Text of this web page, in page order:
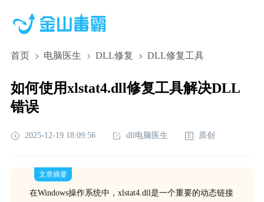
首页 电脑医生 DLL修复 DLL修复工具
如何使用xlstat4.dll修复工具解决DLL
错误
2025-12-19 18:09:56 dll电脑医生 原创
文章摘要
在Windows操作系统中，xlstat4.dll是一个重要的动态链接